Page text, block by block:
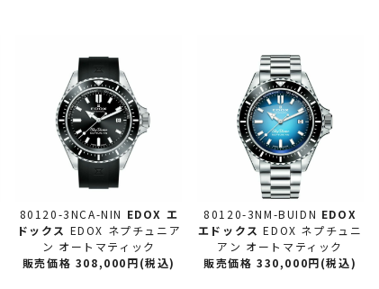
80120-3NCA-NIN EDOX エ
ドックス EDOX ネプチュニア
ン オートマティック
販売価格 308,000円(税込)
80120-3NM-BUIDN EDOX
エドックス EDOX ネプチュニ
アン オートマティック
販売価格 330,000円(税込)